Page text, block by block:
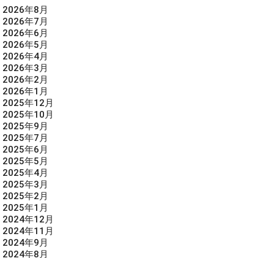
2026年8月
2026年7月
2026年6月
2026年5月
2026年4月
2026年3月
2026年2月
2026年1月
2025年12月
2025年10月
2025年9月
2025年7月
2025年6月
2025年5月
2025年4月
2025年3月
2025年2月
2025年1月
2024年12月
2024年11月
2024年9月
2024年8月